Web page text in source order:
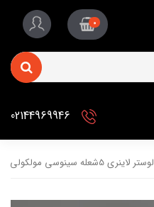
0
لوستر لاینری 5شعله سینوسی مولکولی برند OWL